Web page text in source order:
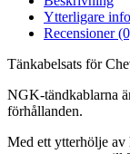
Ytterligare
Recensioner
Tänkabelsats för
NGK-tändkablarna
förhållanden.
Med ett ytterhölje av